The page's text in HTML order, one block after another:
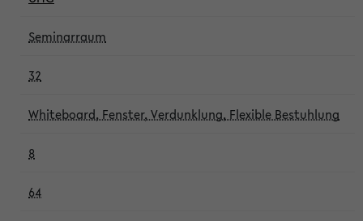
Seminarraum
32
Whiteboard, Fenster, Verdunklung, Flexible Bestuhlung
8
64